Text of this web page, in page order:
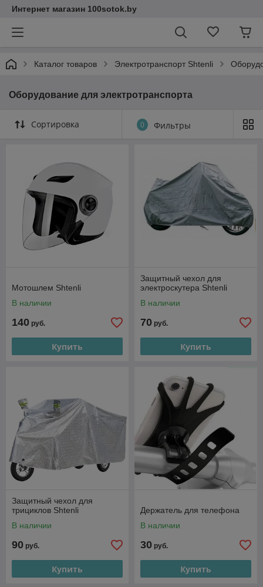
Интернет магазин 100sotok.by
Каталог товаров Электротранспорт Shtenli
Оборудование для электротранспорта
Сортировка 0 Фильтры
Мотошлем Shtenli
В наличии
140 руб.
Купить
Защитный чехол для
электроскутера Shtenli
В наличии
70 руб.
Купить
Защитный чехол для
трициклов Shtenli
В наличии
90 руб.
Купить
Держатель для телефона
В наличии
30 руб.
Купить